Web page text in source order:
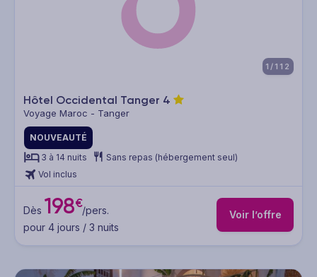
1/112
Hôtel Occidental Tanger 4
Voyage Maroc - Tanger
NOUVEAUTÉ
3 à 14 nuits
Sans repas (hébergement seul)
Vol inclus
Dès 198€/pers.
pour 4 jours / 3 nuits
Voir l’offre